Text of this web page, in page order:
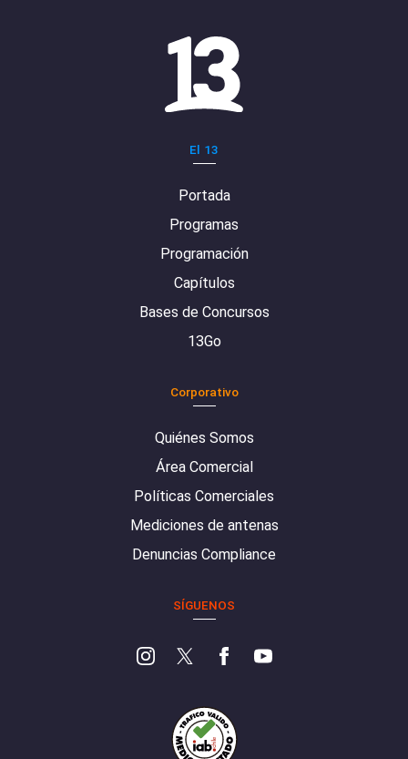
El 13
Portada
Programas
Programación
Capítulos
Bases de Concursos
13Go
Corporativo
Quiénes Somos
Área Comercial
Políticas Comerciales
Mediciones de antenas
Denuncias Compliance
SÍGUENOS